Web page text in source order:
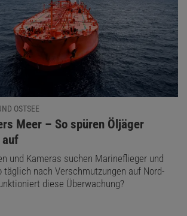
OSTSEE
Meer – So spüren Öljäger
auf
und Kameras suchen Marineflieger und
täglich nach Verschmutzungen auf Nord-
diese Überwachung?